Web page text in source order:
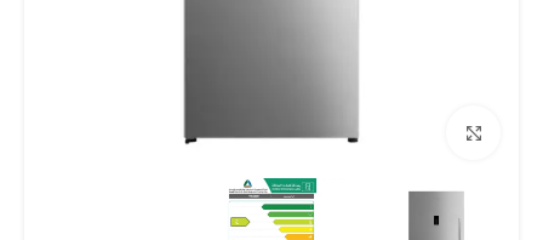
Click to enlarge